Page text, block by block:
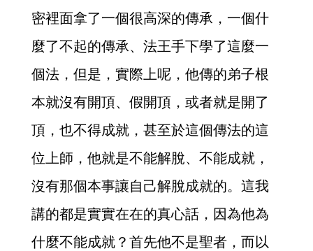
密裡面拿了一個很高深的傳承，一個什
麼了不起的傳承、法王手下學了這麼一
個法，但是，實際上呢，他傳的弟子根
本就沒有開頂、假開頂，或者就是開了
頂，也不得成就，甚至於這個傳法的這
位上師，他就是不能解脫、不能成就，
沒有那個本事讓自己解脫成就的。這我
講的都是實實在在的真心話，因為他為
什麼不能成就？首先他不是聖者，而以